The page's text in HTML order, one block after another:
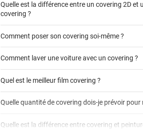
Quelle est la différence entre un covering 2D et
covering ?
covering 2D
Comment poser son covering soi-même ?
Comment laver une voiture avec un covering ?
Quel est le meilleur film covering ?
covering 3D
Quelle quantité de covering dois-je prévoir
calculateur total covering
Quelle est la différence entre covering et